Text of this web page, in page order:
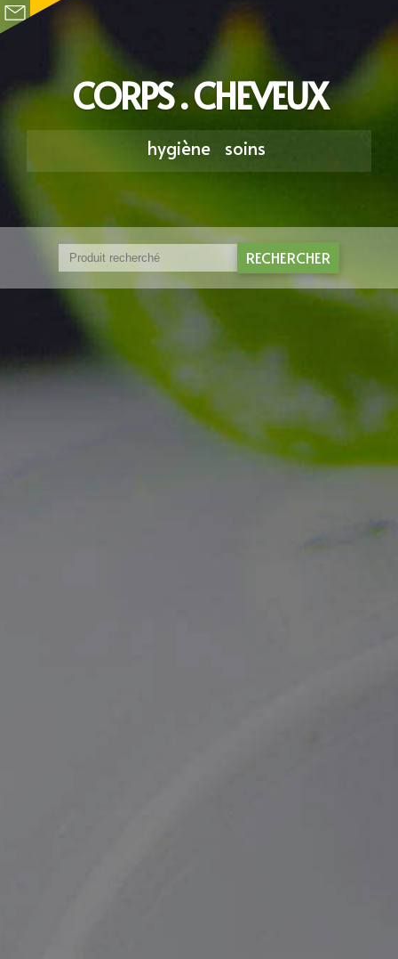
CORPS . CHEVEUX
hygiène soins
RECHERCHER